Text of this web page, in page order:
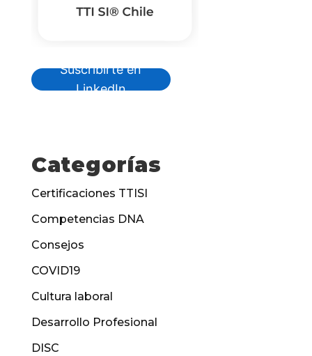
Suscribirte en
LinkedIn
Categorías
Certificaciones TTISI
Competencias DNA
Consejos
COVID19
Cultura laboral
Desarrollo Profesional
DISC